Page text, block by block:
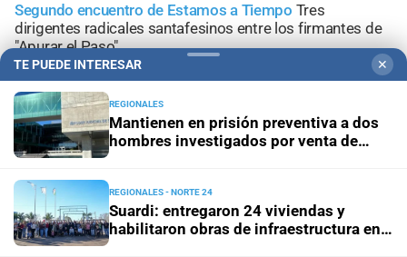
Segundo encuentro de Estamos a Tiempo Tres
dirigentes radicales santafesinos entre los firmantes de
"Apurar el Paso"
Jornada de Internacionalización
un desafío integral para Santa Fe y el sur global
Lo confirmó Coudannes
productiva vinculada al puerto de Rosario
Proyecto de LosadaContundente rechazo del
radicalismo nacional al dictamen sobre falsas denuncias
TE PUEDE INTERESAR ✕
REGIONALES
Mantienen en prisión preventiva a dos
hombres investigados por venta de
REGIONALES - NORTE 24
Suardi: entregaron 24 viviendas y
habilitaron obras de infraestructura en